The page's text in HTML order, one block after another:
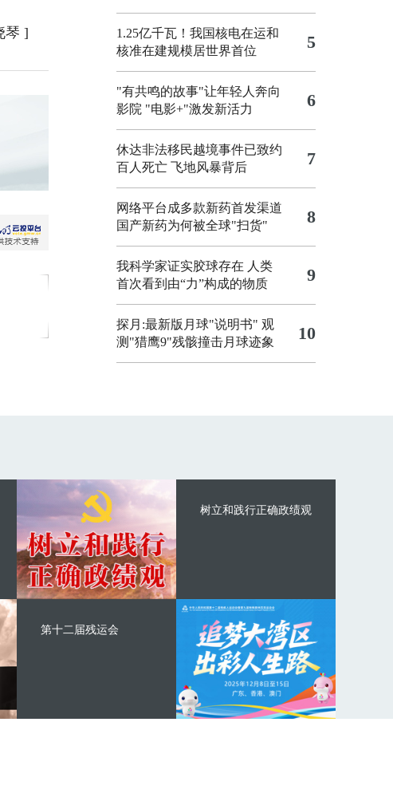
琴 ]
1.25亿千瓦！我国核电在运和
核准在建规模居世界首位
5
"有共鸣的故事"让年轻人奔向
影院 "电影+"激发新活力 6
休达非法移民越境事件已致约
百人死亡 飞地风暴背后 7
网络平台成多款新药首发渠道
国产新药为何被全球"扫货"
8
我科学家证实胶球存在 人类
首次看到由“力”构成的物质
9
探月:最新版月球"说明书" 观
测"猎鹰9"残骸撞击月球迹象
10
树立和践行正确政绩观
第十二届残运会